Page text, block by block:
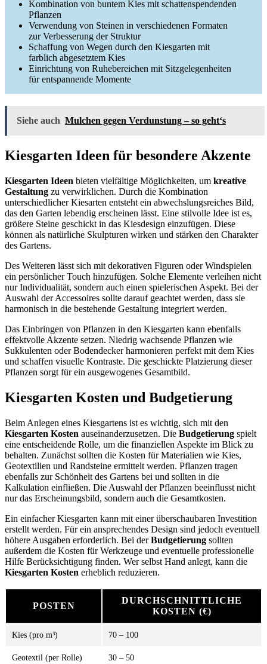
Kombination von buntem Kies mit schattenspendenden
Pflanzen
Verwendung von Steinen in verschiedenen Formaten
zur Verbesserung der Struktur
Schaffung von Wegen durch den Kiesgarten mit
farblich abgesetztem Kies
Einrichtung von Ruhebereichen mit Sitzgelegenheiten
für entspannende Momente
Siehe auch Mulchen gegen Verdunstung – so geht‘s
Kiesgarten Ideen für besondere Akzente
Kiesgarten Ideen bieten vielfältige Möglichkeiten, um kreative
Gestaltung zu verwirklichen. Durch die Kombination
unterschiedlicher Kiesarten entsteht ein abwechslungsreiches Bild,
das den Garten lebendig erscheinen lässt. Eine stilvolle Idee ist es,
größere Steine geschickt in das Kiesdesign einzufügen. Diese
können als natürliche Skulpturen wirken und stärken den Charakter
des Gartens.
Des Weiteren lässt sich mit dekorativen Figuren oder Windspielen
ein persönlicher Touch hinzufügen. Solche Elemente verleihen nicht
nur Individualität, sondern auch einen spielerischen Aspekt. Bei der
Auswahl der Accessoires sollte darauf geachtet werden, dass sie
harmonisch in die bestehende Gestaltung integriert werden.
Das Einbringen von Pflanzen in den Kiesgarten kann ebenfalls
effektvolle Akzente setzen. Niedrig wachsende Pflanzen wie
Sukkulenten oder Bodendecker harmonieren perfekt mit dem Kies
und schaffen visuelle Kontraste. Die geschickte Platzierung dieser
Pflanzen sorgt für ein ausgewogenes Gesamtbild.
Kiesgarten Kosten und Budgetierung
Beim Anlegen eines Kiesgartens ist es wichtig, sich mit den
Kiesgarten Kosten auseinanderzusetzen. Die Budgetierung spielt
eine entscheidende Rolle, um die finanziellen Aspekte im Blick zu
behalten. Zunächst sollten die Kosten für Materialien wie Kies,
Geotextilien und Randsteine ermittelt werden. Pflanzen tragen
ebenfalls zur Schönheit des Gartens bei und sollten in die
Kalkulation einfließen. Die Auswahl der Pflanzen beeinflusst nicht
nur das Erscheinungsbild, sondern auch die Gesamtkosten.
Ein einfacher Kiesgarten kann mit einer überschaubaren Investition
erstellt werden. Für ein ansprechendes Design sind jedoch eventuell
höhere Ausgaben erforderlich. Bei derBudgetierung sollten
außerdem die Kosten für Werkzeuge und eventuelle professionelle
Hilfe Berücksichtigung finden. Wer selbst Hand anlegt, kann die
Kiesgarten Kosten erheblich reduzieren.
POSTEN
DURCHSCHNITTLICHE
KOSTEN (€)
Kies (pro m³) 70 – 100
Geotextil (per Rolle) 30 – 50